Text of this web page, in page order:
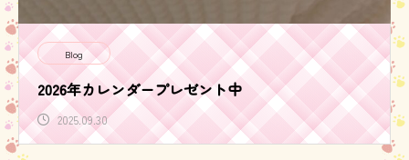
Blog
2026年カレンダープレゼント中
2025.09.30